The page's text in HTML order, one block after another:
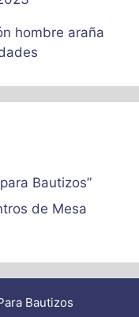
hombre araña
Bautizos”
de Mesa
Bautizos